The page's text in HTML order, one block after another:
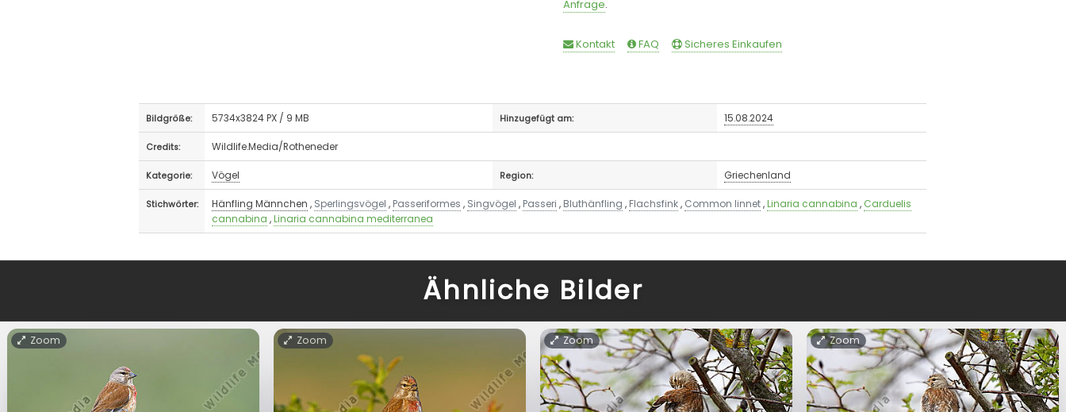
Anfrage.
Kontakt FAQ Sicheres Einkaufen
Bildgröße: 5734x3824 PX / 9 MB Hinzugefügt am: 15.08.2024
Credits: Wildlife.Media/Rotheneder
Kategorie: Vögel Region: Griechenland
Stichwörter: Hänfling Männchen , Sperlingsvögel , Passeriformes , Singvögel , Passeri , Bluthänfling , Flachsfink, Common linnet,Linaria cannabina , Carduelis
cannabina ,Linaria cannabina mediterranea
Ähnliche Bilder
Zoom Zoom Zoom Zoom